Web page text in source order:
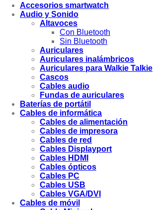
Accesorios smartwatch
Audio y Sonido
Altavoces
Con Bluetooth
Sin Bluetooth
Auriculares
Auriculares inalámbricos
Auriculares para Walkie Talkie
Cascos
Cables audio
Fundas de auriculares
Baterías de portátil
Cables de informática
Cables de alimentación
Cables de impresora
Cables de red
Cables Displayport
Cables HDMI
Cables ópticos
Cables PC
Cables USB
Cables VGA/DVI
Cables de móvil